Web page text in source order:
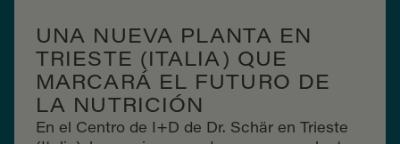
UNA NUEVA PLANTA EN
TRIESTE (ITALIA) QUE
MARCARÁ EL FUTURO DE
LA NUTRICIÓN
En el Centro de I+D de Dr. Schär en Trieste